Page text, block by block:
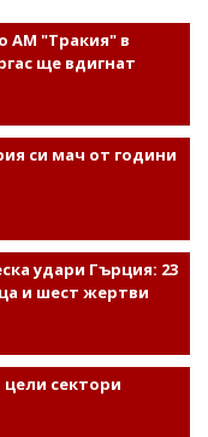
АМ "Тракия" в
ще вдигнат
си мач от години
удари Гърция: 23
и шест жертви
сектори